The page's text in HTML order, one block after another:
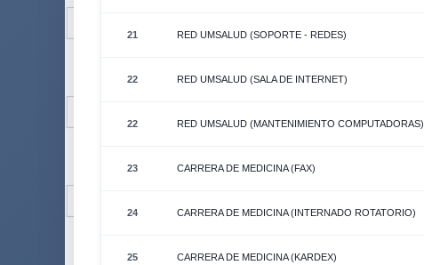
21 RED UMSALUD (SOPORTE - REDES)
22 RED UMSALUD (SALA DE INTERNET)
22 RED UMSALUD (MANTENIMIENTO COMPUTADORAS)
23 CARRERA DE MEDICINA (FAX)
24 CARRERA DE MEDICINA (INTERNADO ROTATORIO)
25 CARRERA DE MEDICINA (KARDEX)